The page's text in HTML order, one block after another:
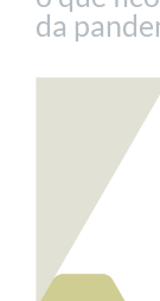
da
lateral
artigos